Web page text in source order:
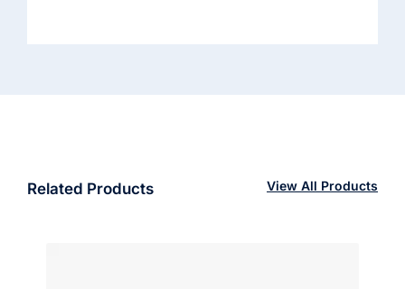
Related Products View All Products